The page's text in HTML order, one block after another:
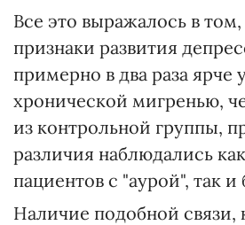
Все это выражалось в том,
признаки развития
примерно в два раза ярче
хронической мигренью,
из контрольной группы,
различия наблюдались
пациентов с "аурой", так и
Наличие подобной связи,